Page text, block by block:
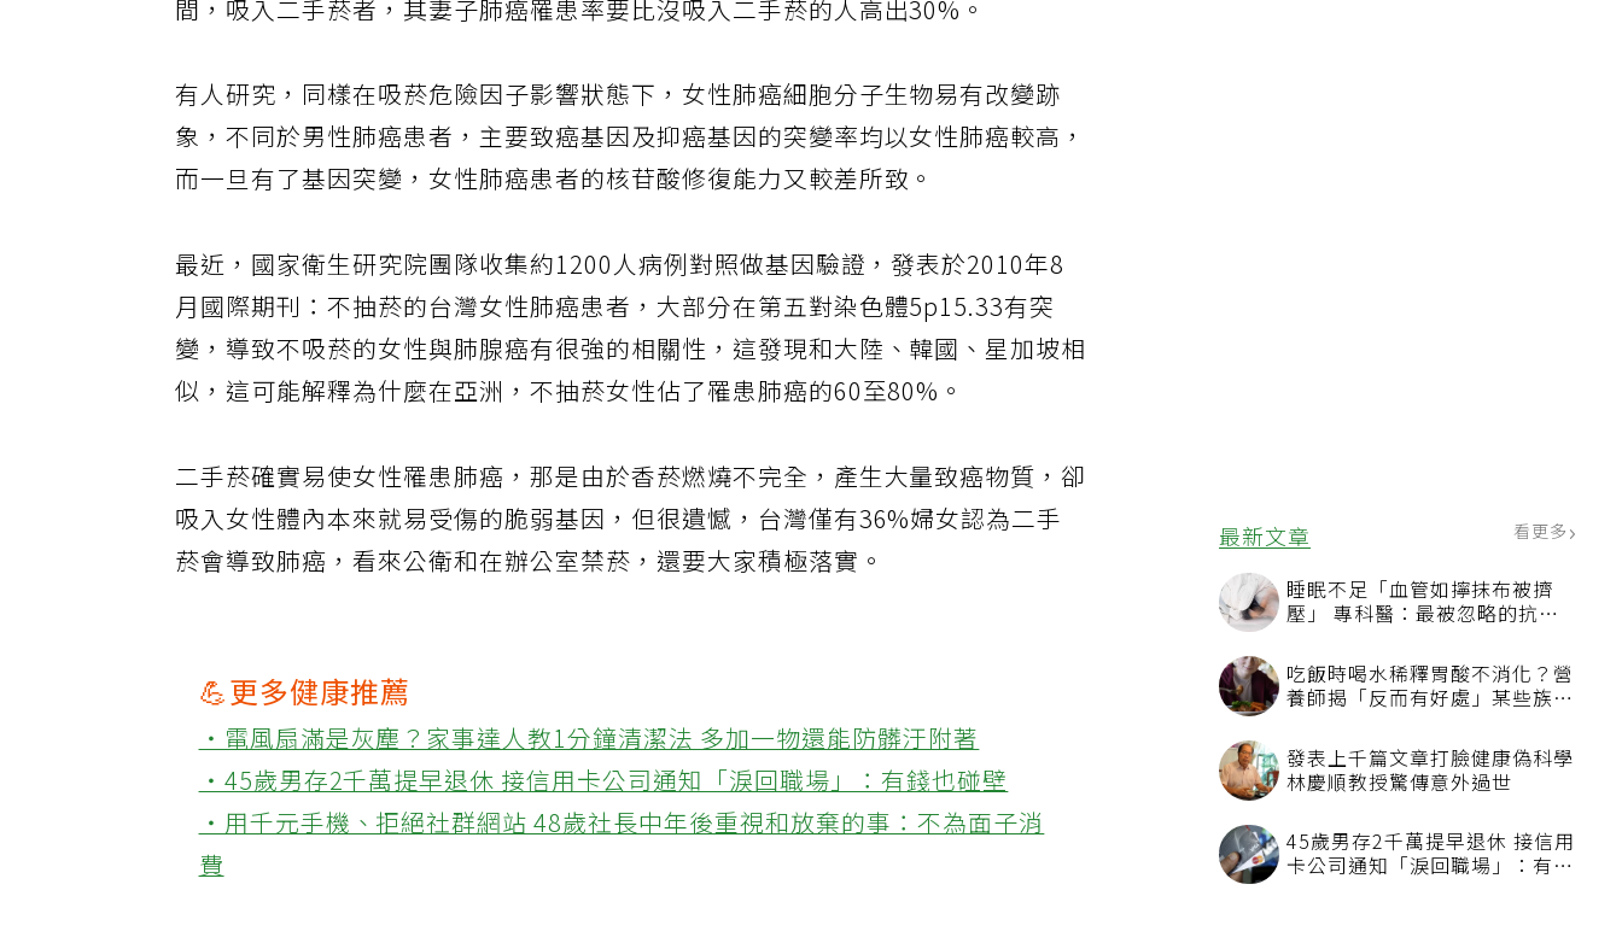
最新文章 看更多
睡眠不足「血管如擰抹布被擠
壓」 專科醫：最被忽略的抗老
吃飯時喝水稀釋胃酸不消化？營
養師揭「反而有好處」某些族群
發表上千篇文章打臉健康偽科學
林慶順教授驚傳意外過世
45歲男存2千萬提早退休 接信用
卡公司通知「淚回職場」：有錢
間，吸入二手菸者，其妻子肺癌罹患率要比沒吸入二手菸的人高出30%。
有人研究，同樣在吸菸危險因子影響狀態下，女性肺癌細胞分子生物易有改變跡
象，不同於男性肺癌患者，主要致癌基因及抑癌基因的突變率均以女性肺癌較高，
而一旦有了基因突變，女性肺癌患者的核苷酸修復能力又較差所致。
最近，國家衛生研究院團隊收集約1200人病例對照做基因驗證，發表於2010年8
月國際期刊：不抽菸的台灣女性肺癌患者，大部分在第五對染色體5p15.33有突
變，導致不吸菸的女性與肺腺癌有很強的相關性，這發現和大陸、韓國、星加坡相
似，這可能解釋為什麼在亞洲，不抽菸女性佔了罹患肺癌的60至80%。
二手菸確實易使女性罹患肺癌，那是由於香菸燃燒不完全，產生大量致癌物質，卻
吸入女性體內本來就易受傷的脆弱基因，但很遺憾，台灣僅有36%婦女認為二手
菸會導致肺癌，看來公衛和在辦公室禁菸，還要大家積極落實。
💪更多健康推薦
‧電風扇滿是灰塵？家事達人教1分鐘清潔法 多加一物還能防髒汙附著
‧45歲男存2千萬提早退休 接信用卡公司通知「淚回職場」：有錢也碰壁
‧用千元手機、拒絕社群網站 48歲社長中年後重視和放棄的事：不為面子消
費